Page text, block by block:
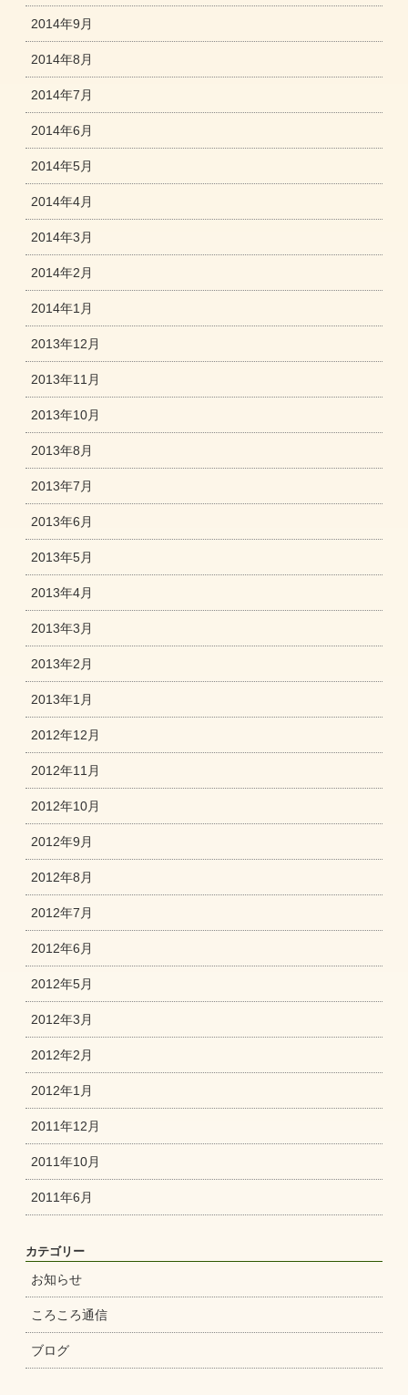
2014年9月
2014年8月
2014年7月
2014年6月
2014年5月
2014年4月
2014年3月
2014年2月
2014年1月
2013年12月
2013年11月
2013年10月
2013年8月
2013年7月
2013年6月
2013年5月
2013年4月
2013年3月
2013年2月
2013年1月
2012年12月
2012年11月
2012年10月
2012年9月
2012年8月
2012年7月
2012年6月
2012年5月
2012年3月
2012年2月
2012年1月
2011年12月
2011年10月
2011年6月
カテゴリー
お知らせ
ころころ通信
ブログ